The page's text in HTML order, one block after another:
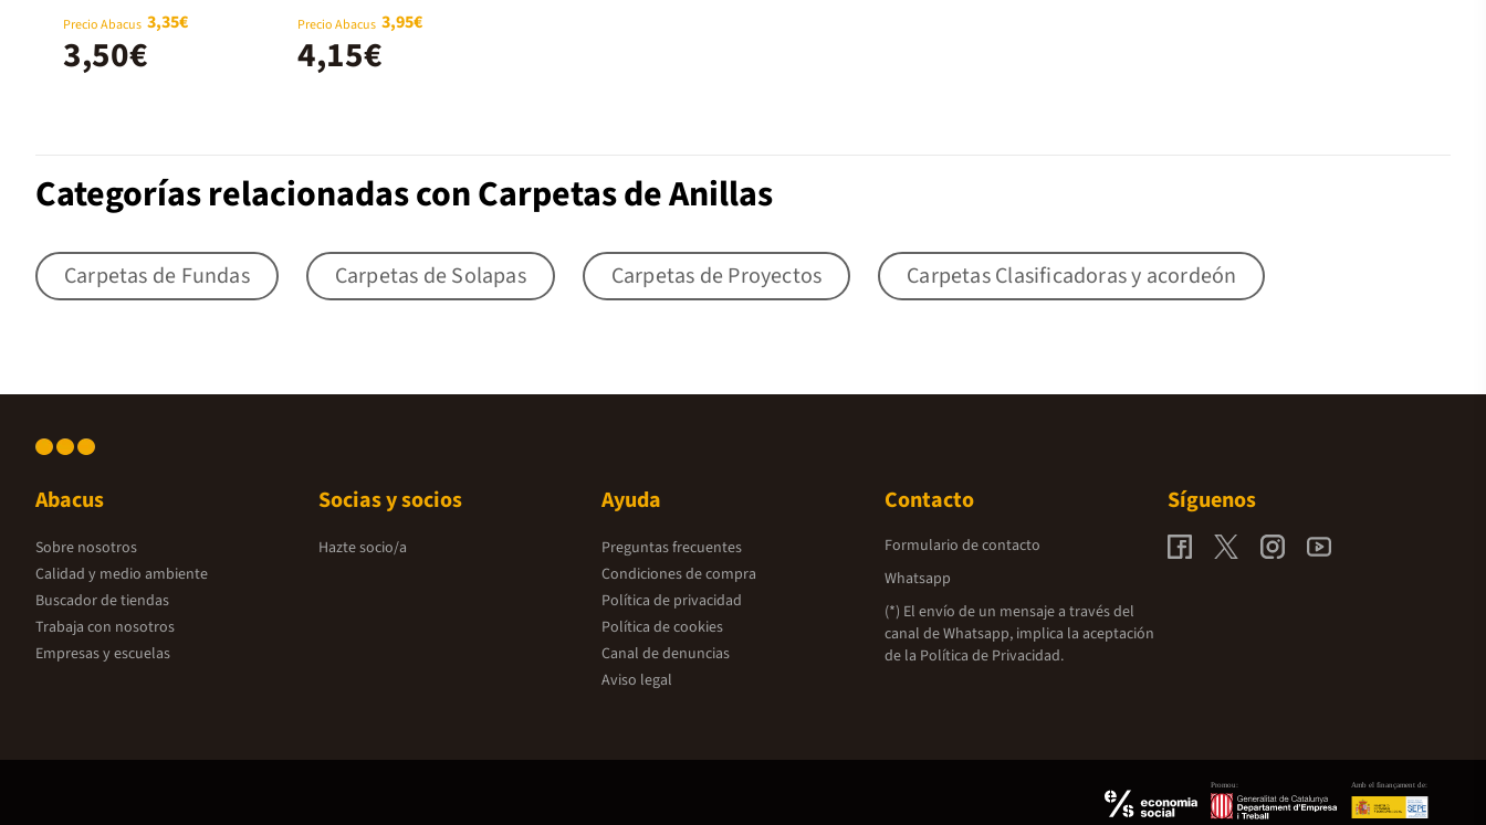
Soldaplastic
marrón
Precio Abacus 3,35€
3,50€
marrón
Precio Abacus 3,95€
4,15€
Categorías relacionadas con Carpetas de Anillas
Carpetas de Fundas Carpetas de Solapas Carpetas de Proyectos Carpetas Clasificadoras y acordeón
Abacus
Sobre nosotros
Calidad y medio ambiente
Buscador de tiendas
Trabaja con nosotros
Empresas y escuelas
Socias y socios
Hazte socio/a
Ayuda
Preguntas frecuentes
Condiciones de compra
Política de privacidad
Política de cookies
Canal de denuncias
Aviso legal
Contacto
Formulario de contacto
Whatsapp
(*) El envío de un mensaje a través del
canal de Whatsapp, implica la aceptación
de la Política de Privacidad.
Síguenos
Promou: Amb el finançament de: